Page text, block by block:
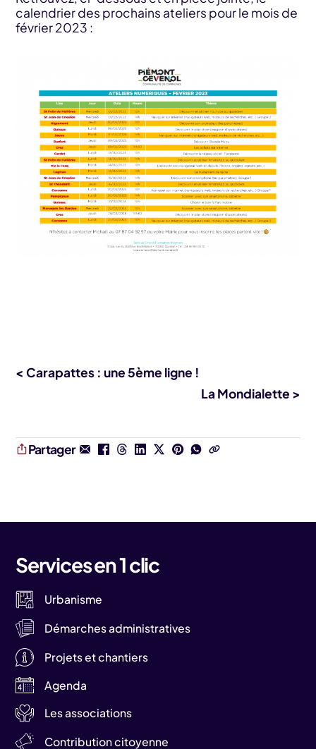
calendrier des prochains ateliers pour le mois de
février 2023 :
< Carapattes : une 5ème ligne !
La Mondialette >
Partager
Services en 1 clic
Urbanisme
Démarches administratives
Projets et chantiers
Agenda
Les associations
Contribution citoyenne